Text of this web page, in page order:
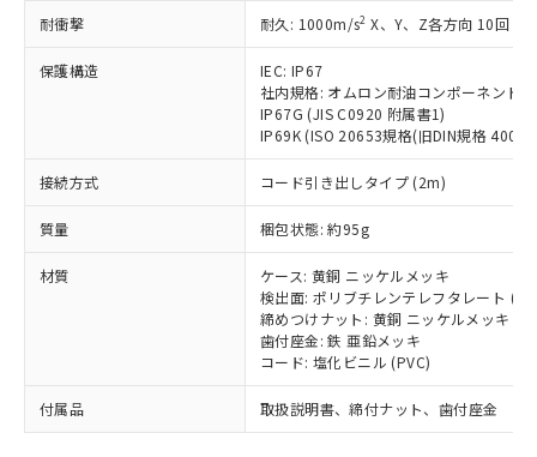
耐衝撃 耐久: 1000m/s2 X、Y、Z各方向 10回
保護構造
IEC: IP67
社内規格: オムロン耐油コンポーネント
IP67G (JIS C0920 附属書1)
IP69K (ISO 20653規格(旧DIN規格
接続方式 コード引き出しタイプ (2m)
質量 梱包状態: 約95g
材質
ケース: 黄銅 ニッケルメッキ
検出面: ポリブチレンテレフタレート
締めつけナット: 黄銅 ニッケルメッキ
歯付座金: 鉄 亜鉛メッキ
コード: 塩化ビニル (PVC)
付属品 取扱説明書、締付ナット、歯付座金
タに基づき作成されるものであり、閲
覧された時点での実際の在庫および標
準価格とは異なる場合があることをご
了承ください。
正式な納期状況および標準価格はお客
様のお取引先、またはお客様担当のオ
ムロン制御機器販売店・当社販売員に
ご相談ください。
オムロン制御機器販売店や当社販売拠
販売ネットワーク
」をご確認
在庫状況および標準価格結果を当社の
事前の承諾なく第三者に漏洩または開
示しないようお願いします。
マイパーツ機能（部品リスト作成サー
ビス）をご利用いただくには、I-Web
メンバーズにご登録されている必要が
鉛(Pb) 1000ppm以下、 水銀(Hg) 1000ppm以下、 カド
ミウム(Cd) 100ppm以下、
六価クロム(Cr(Ⅵ)) 1000ppm以下、ポリ臭化ビフェニル
類(PBB) 1000ppm以下、ポリ臭化ジフェニルエーテル類
(PBDE) 1000ppm以下、フタル酸ビス(2-エチルヘキシ
ル) (DEHP)(別名：DOP) 1000ppm以下、フタル酸ブチ
ルベンジル（BBP） 1000ppm以下、フタル酸ジブチル
（DBP） 1000ppm以下、フタル酸ジイソブチル
(DIBP) 1000ppm以下
但し、RoHS指令で産業用監視および制御機器に対する
フタル酸エステル類の４物質については閾値を超える意
部品在庫の切り替え状況などにより、予定
月が前後することがあります。
*中国RoHS10物質の基準値 (GB/T26572)：
Pb(鉛) :1000ppm、 Hg(水銀) : 1000ppm、 Cd(カドミウ
ム) : 100ppm、
Cr(Ⅵ)(六価クロム) : 1000ppm、 PBBs(ポリ臭化ビフェ
ニル類) : 1000ppm、 PBDEs(ポリ臭化ジフェニルエーテ
DBP(フタル酸ジブチル) : 1000ppm、 DIBP(フタル酸ジ
イソブチル) : 1000ppm、 BBP(フタル酸ブチルベンジ
ル) : 1000ppm、
※2 環境保護使用期限
「ｅ」：有害物質（10物質）のすべてが基
準値以下であることを示します。
「10」：通常の使用状況下において有害物
質が外部に漏えいし、環境に深刻な影響を
及ぼさない年数を意味します。
または国外への提供する場合は、日本
国政府の輸出許可(または役務取引許
可)を取得するなどの必要な手続きを
当社は規制貨物を破棄する場合は、完
全に破砕するなど、違法に輸出されな
いよう必要な手段を講じます。
当社は貴社製品を、核兵器、ミサイ
ル、化学兵器、生物兵器またはその他
武器並びにこれらの製造装置等に一切
使用いたしません。
当社は、貴社製品を第三者に販売する
場合は、上記1、2および3の内容を当
該第三者に通知します。また当社は、
販売先および販売に係わる関係者が違
法に輸出するおそれがある場合は、取
り引きをいたしません。
一定数以上の在庫あり
一定数には満たないが在庫あり
在庫なし(最新の在庫状況につ
いては、お客様のお取引先、ま
たはお客様担当のオムロン制御
機器販売店・当社販売員にご確
認ください)
受注生産機種、また在庫状況の
情報を公開していない機種